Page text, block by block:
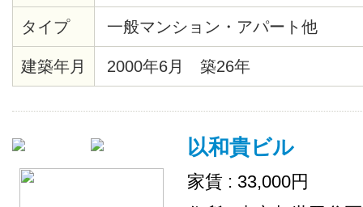
間・熊谷組施土の注文集合住宅・
産新宿グランドタワー等再開発エ
の夜景・2/25までに契約完了の方
ます
タイプ 一般マンション・アパート他
建築年月 2000年6月 築26年
以和貴ビル
家賃 : 33,000円